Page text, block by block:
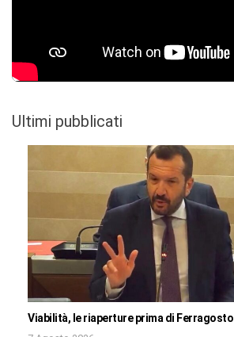
Ultimi pubblicati
Viabilità, le riaperture prima di Ferragosto